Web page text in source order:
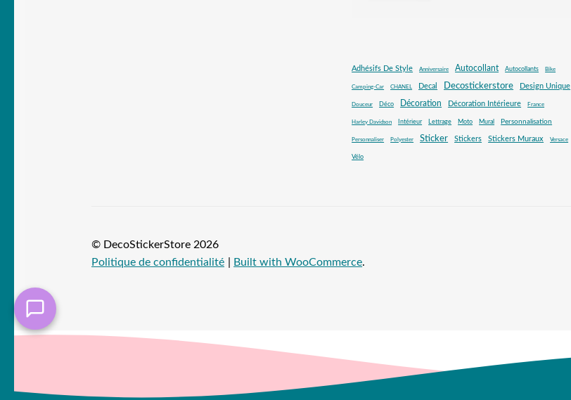
Adhésifs De Style Anniversaire Autocollant Autocollants Bike
Camping-Car CHANEL Decal Decostickerstore Design Unique
Douceur Déco Décoration Décoration Intérieure France
Harley Davidson Intérieur Lettrage Moto Mural Personnalisation
Personnaliser Polyester Sticker Stickers Stickers Muraux Versace
Vélo
© DecoStickerStore 2026
Politique de confidentialité
Built with WooCommerce.